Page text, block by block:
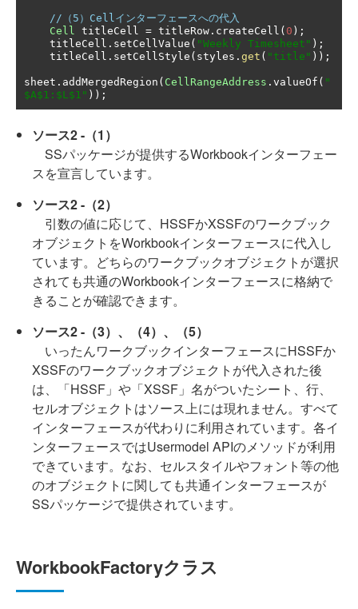
//（5）Cellインターフェースへの代入
Cell titleCell = titleRow . createCell ( 0 );
    titleCell
. setCellValue ( "Weekly Timesheet" );
    titleCell
. setCellStyle ( styles . get ( "title" ));
sheet . addMergedRegion ( CellRangeAddress . valueOf ( "
$A$1:$L$1" ));
ソース2 -（1）
SSパッケージが提供するWorkbookインターフェー
スを宣言しています。
ソース2 -（2）
引数の値に応じて、HSSFかXSSFのワークブック
オブジェクトをWorkbookインターフェースに代入し
ています。どちらのワークブックオブジェクトが選択
されても共通のWorkbookインターフェースに格納で
きることが確認できます。
ソース2 -（3）、（4）、（5）
いったんワークブックインターフェースにHSSFか
XSSFのワークブックオブジェクトが代入された後
は、「HSSF」や「XSSF」名がついたシート、行、
セルオブジェクトはソース上には現れません。すべて
インターフェースが代わりに利用されています。各イ
ンターフェースではUsermodel APIのメソッドが利用
できています。なお、セルスタイルやフォント等の他
のオブジェクトに関しても共通インターフェースが
SSパッケージで提供されています。
WorkbookFactoryクラス